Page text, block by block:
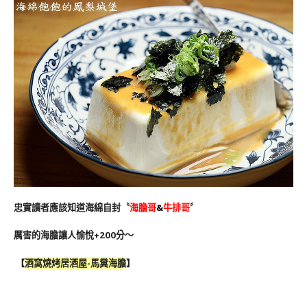
忠實讀者應該知道海綿自封〝海膽哥&牛排哥〞
厲害的海膽讓人愉悅+200分～
【酒窩燒烤居酒屋-馬糞海膽】